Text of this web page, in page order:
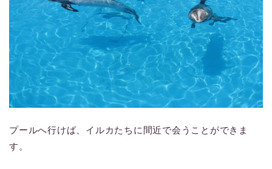
プールへ行けば、イルカたちに間近で会うことができま
す。